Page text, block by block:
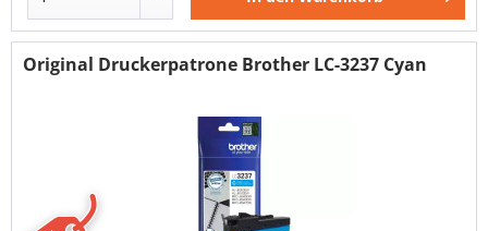
Original Druckerpatrone Brother LC-3237 Cyan